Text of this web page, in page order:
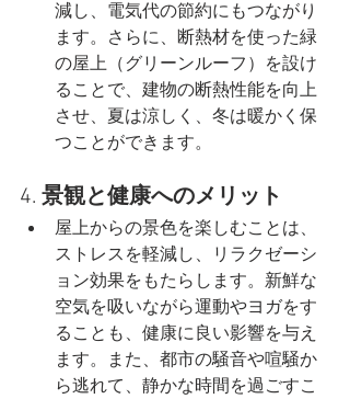
減し、電気代の節約にもつながり
ます。さらに、断熱材を使った緑
の屋上（グリーンルーフ）を設け
ることで、建物の断熱性能を向上
させ、夏は涼しく、冬は暖かく保
つことができます。
4. 景観と健康へのメリット
屋上からの景色を楽しむことは、
ストレスを軽減し、リラクゼーシ
ョン効果をもたらします。新鮮な
空気を吸いながら運動やヨガをす
ることも、健康に良い影響を与え
ます。また、都市の騒音や喧騒か
ら逃れて、静かな時間を過ごすこ